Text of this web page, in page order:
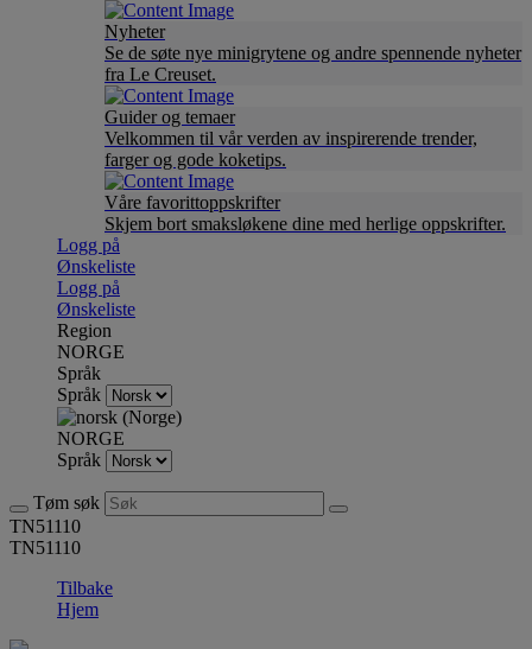
Nyheter
Se de søte nye minigrytene og andre spennende nyheter
fra Le Creuset.
Guider og temaer
Velkommen til vår verden av inspirerende trender,
farger og gode koketips.
Våre favorittoppskrifter
Skjem bort smaksløkene dine med herlige oppskrifter.
Logg på
Ønskeliste
Logg på
Ønskeliste
Region
NORGE
Språk
Språk
NORGE
Språk
Tøm søk
TN51110
TN51110
Tilbake
Hjem